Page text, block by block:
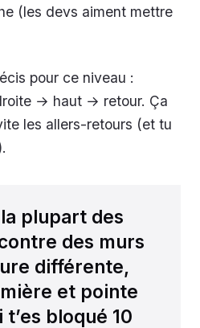
(les devs aiment mettre
pour ce niveau :
→ haut → retour. Ça
les allers-retours (et tu
plupart des
des murs
différente,
et pointe
bloqué 10